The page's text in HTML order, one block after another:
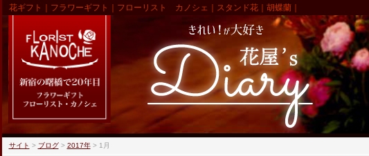
花ギフト｜フラワーギフト｜フローリスト カノシェ｜スタンド花｜胡蝶蘭｜
サイト > ブログ> 2017年> 1月